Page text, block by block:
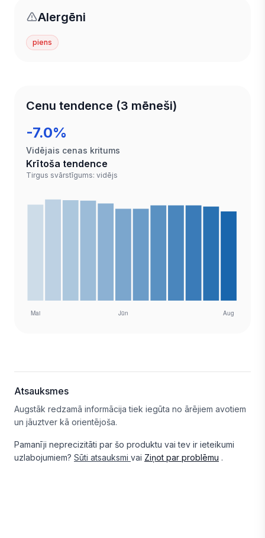
Alergēni
piens
Cenu tendence (3 mēneši)
-7.0%
Vidējais cenas kritums
Krītoša tendence
Tirgus svārstīgums: vidējs
Atsauksmes
Augstāk redzamā informācija tiek iegūta no ārējiem avotiem
un jāuztver kā orientējoša.
Pamanīji neprecizitāti par šo produktu vai tev ir ieteikumi
uzlabojumiem? Sūti atsauksmi vai Ziņot par problēmu .